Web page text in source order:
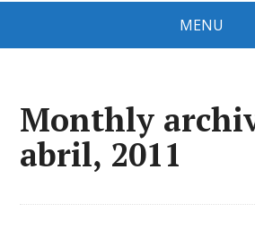
MENU
Monthly
abril, 2011